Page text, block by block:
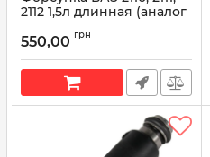
2112 1,5л длинная (аналог
(0280158502)
АвтоТрейд)
АТ0280158502
550,00 грн